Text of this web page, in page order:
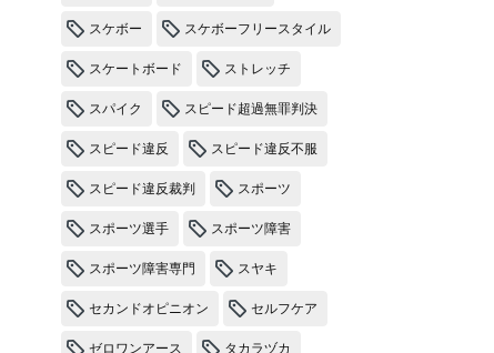
スケボー スケボーフリースタイル
スケートボード ストレッチ
スパイク スピード超過無罪判決
スピード違反 スピード違反不服
スピード違反裁判 スポーツ
スポーツ選手 スポーツ障害
スポーツ障害専門 スヤキ
セカンドオピニオン セルフケア
ゼロワンアース タカラヅカ